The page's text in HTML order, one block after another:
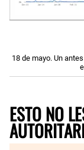
18 de mayo. Un
ESTO NO